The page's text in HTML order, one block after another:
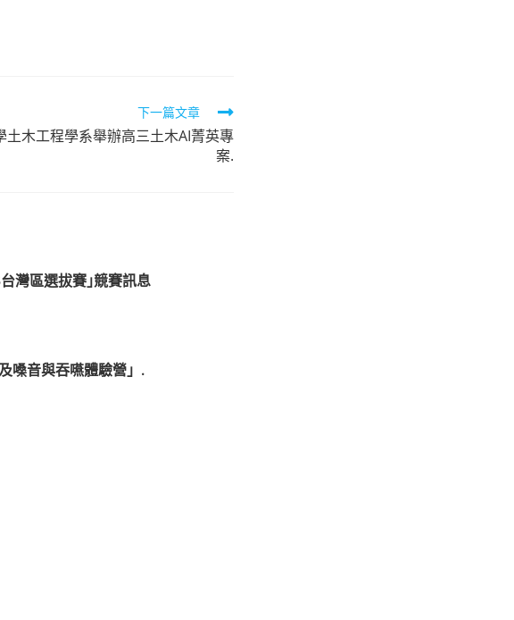
下一篇文章
土木工程學系舉辦高三土木AI菁英專
案.
灣區選拔賽｣競賽訊息
嗓音與吞嚥體驗營」.